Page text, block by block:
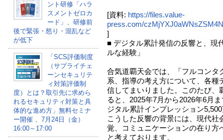
ント研修「ハラ
スメントゼロカ
ード」、研修前
後で緊張・怒り・混乱など
が低下
「SCS評価制度
（サプライチェ
ーンセキュリテ
ィ対策評価制
度）とは？取引先に求めら
れるセキュリティ対策と具
体的な進め方」無料セミナ
ー開催 、7月24日（金）
16:00～17:00
[資料: https://files.value-
press.com/
]
■ デジタル累計発信の反響と、現
ルな経験」
合気道覇天会では、「フルコンタ
系、指導の考え方について、各種
信してまいりました。このたび、
ると、2025年7月から2026年6月
ジタル累計インプレッション
こうした反響の背景には、現代社
覚、コミュニケーションの在り方
と考えております。